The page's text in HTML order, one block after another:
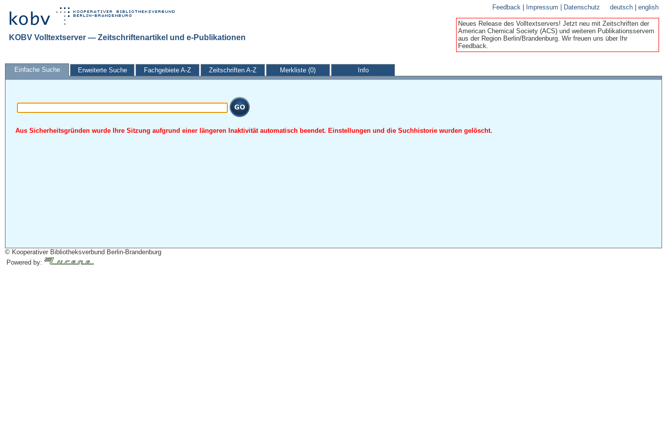
Feedback Impressum | Datenschutz deutsch |english
KOBV Volltextserver — Zeitschriftenartikel und e-Publikationen
Neues Release des Volltextservers! Jetzt neu mit Zeitschriften der
American Chemical Society (ACS) und weiteren Publikationsservern
aus der Region Berlin/Brandenburg. Wir freuen uns über Ihr
Feedback.
Einfache Suche Erweiterte Suche Fachgebiete A-Z Zeitschriften A-Z Merkliste (0) Info
Aus Sicherheitsgründen wurde Ihre Sitzung aufgrund einer längeren Inaktivität automatisch beendet. Einstellungen und die Suchhistorie wurden gelöscht.
© Kooperativer Bibliotheksverbund Berlin-Brandenburg
Powered by: